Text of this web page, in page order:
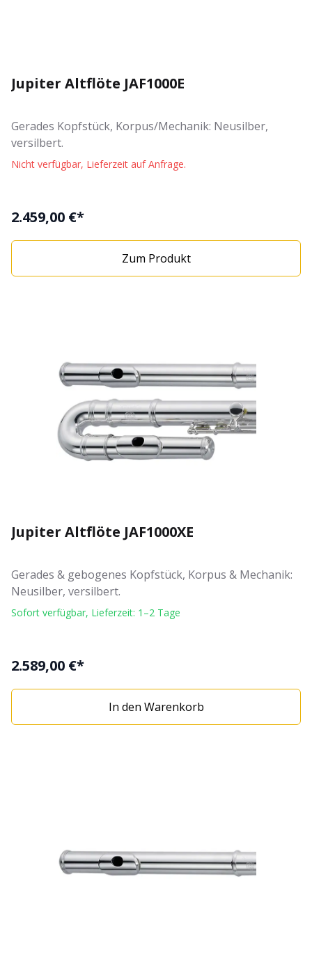
Jupiter Altflöte JAF1000E
Gerades Kopfstück, Korpus/Mechanik: Neusilber,
versilbert.
Nicht verfügbar, Lieferzeit auf Anfrage.
2.459,00 €*
Zum Produkt
Jupiter Altflöte JAF1000XE
Gerades & gebogenes Kopfstück, Korpus & Mechanik:
Neusilber, versilbert.
Sofort verfügbar, Lieferzeit: 1–2 Tage
2.589,00 €*
In den Warenkorb